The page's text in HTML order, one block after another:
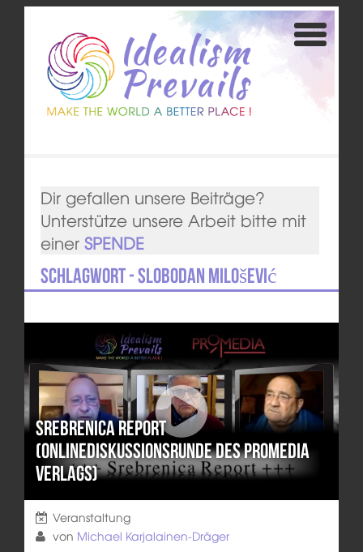
Dir gefallen unsere Beiträge?
Unterstütze unsere Arbeit bitte mit
einer SPENDE
Schlagwort - Slobodan Milošević
Srebrenica Report
(Onlinediskussionsrunde des Promedia
Verlags)
Veranstaltung
von Michael Karjalainen-Dräger